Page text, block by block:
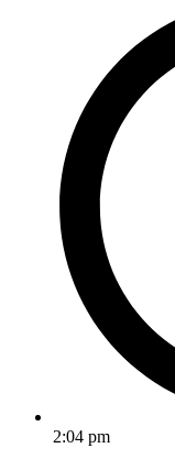
2:04 pm